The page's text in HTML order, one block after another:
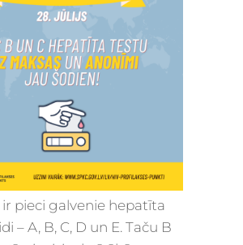
pieci galvenie hepatīta
– A, B, C, D un E. Taču B